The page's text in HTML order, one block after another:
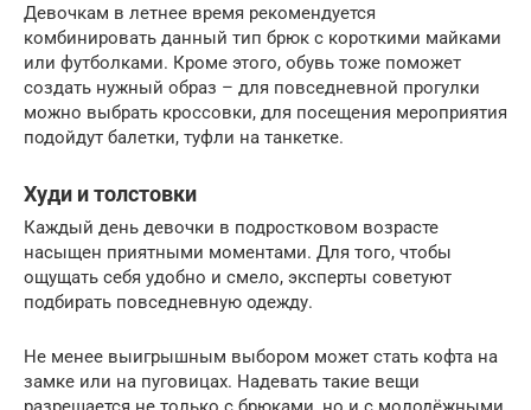
Девочкам в летнее время рекомендуется
комбинировать данный тип брюк с короткими майками
или футболками. Кроме этого, обувь тоже поможет
создать нужный образ – для повседневной прогулки
можно выбрать кроссовки, для посещения мероприятия
подойдут балетки, туфли на танкетке.
Худи и толстовки
Каждый день девочки в подростковом возрасте
насыщен приятными моментами. Для того, чтобы
ощущать себя удобно и смело, эксперты советуют
подбирать повседневную одежду.
Не менее выигрышным выбором может стать кофта на
замке или на пуговицах. Надевать такие вещи